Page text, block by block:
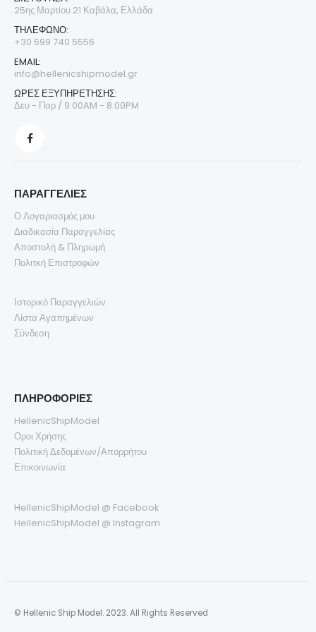
€140,00 €120,00
25ης Μαρτίου 21 Καβάλα, Ελλάδα
ΤΗΛΈΦΩΝΟ:
+30 699 740 5556
EMAIL:
info@hellenicshipmodel.gr
ΩΡΕΣ ΕΞΥΠΗΡΕΤΗΣΗΣ:
Δευ - Παρ / 9:00AM - 8:00PM
ΠΑΡΑΓΓΕΛΙΕΣ
Ο Λογαριασμός μου
Διαδικασία Παραγγελίας
Αποστολή & Πληρωμή
Πολιτκή Επιστροφών
Ιστορικό Παραγγελιών
Λίστα Αγαπημένων
Σύνδεση
ΠΛΗΡΟΦΟΡΙΕΣ
HellenicShipModel
Οροι Χρήσης
Πολιτική Δεδομένων/Απορρήτου
Επικοινωνία
HellenicShipModel @ Facebook
HellenicShipModel @ Instagram
© Hellenic Ship Model. 2023. All Rights Reserved